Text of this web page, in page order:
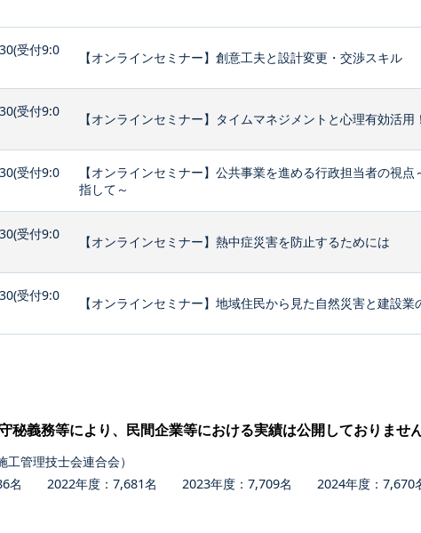
受付9:0
【オンラインセミナー】創意工夫と設計変更・交渉スキル
受付9:0
【オンラインセミナー】タイムマネジメントと心理有効活
受付9:0
【オンラインセミナー】公共事業を進める行政担当者の視
指して～
受付9:0
【オンラインセミナー】熱中症災害を防止するためには
受付9:0
【オンラインセミナー】地域住民から見た自然災害と建設業
秘義務等により、民間企業等における実績は公開しておりません
管理技士会連合会）
名 2022年度：7,681名 2023年度：7,709名 2024年度：7,670